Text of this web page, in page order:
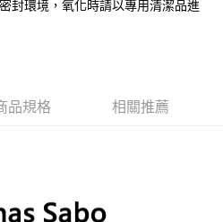
封環境，氧化時請以專用清潔品進
品規格 相關推薦